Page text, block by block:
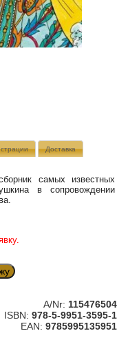
Доставка
самых известных
в сопровождении
A/Nr: 115476504
ISBN: 978-5-9951-3595-1
EAN: 9785995135951